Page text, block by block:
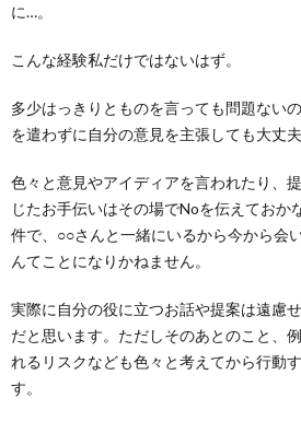
に…。
こんな経験私だけではないはず。
多少はっきりとものを言っても問題ない
を遣わずに自分の意見を主張しても大丈夫
色々と意見やアイディアを言われたり、
じたお手伝いはその場でNoを伝えておか
件で、○○さんと一緒にいるから今から会
んてことになりかねません。
実際に自分の役に立つお話や提案は遠慮
だと思います。ただしそのあとのこと、
れるリスクなども色々と考えてから行動
す。